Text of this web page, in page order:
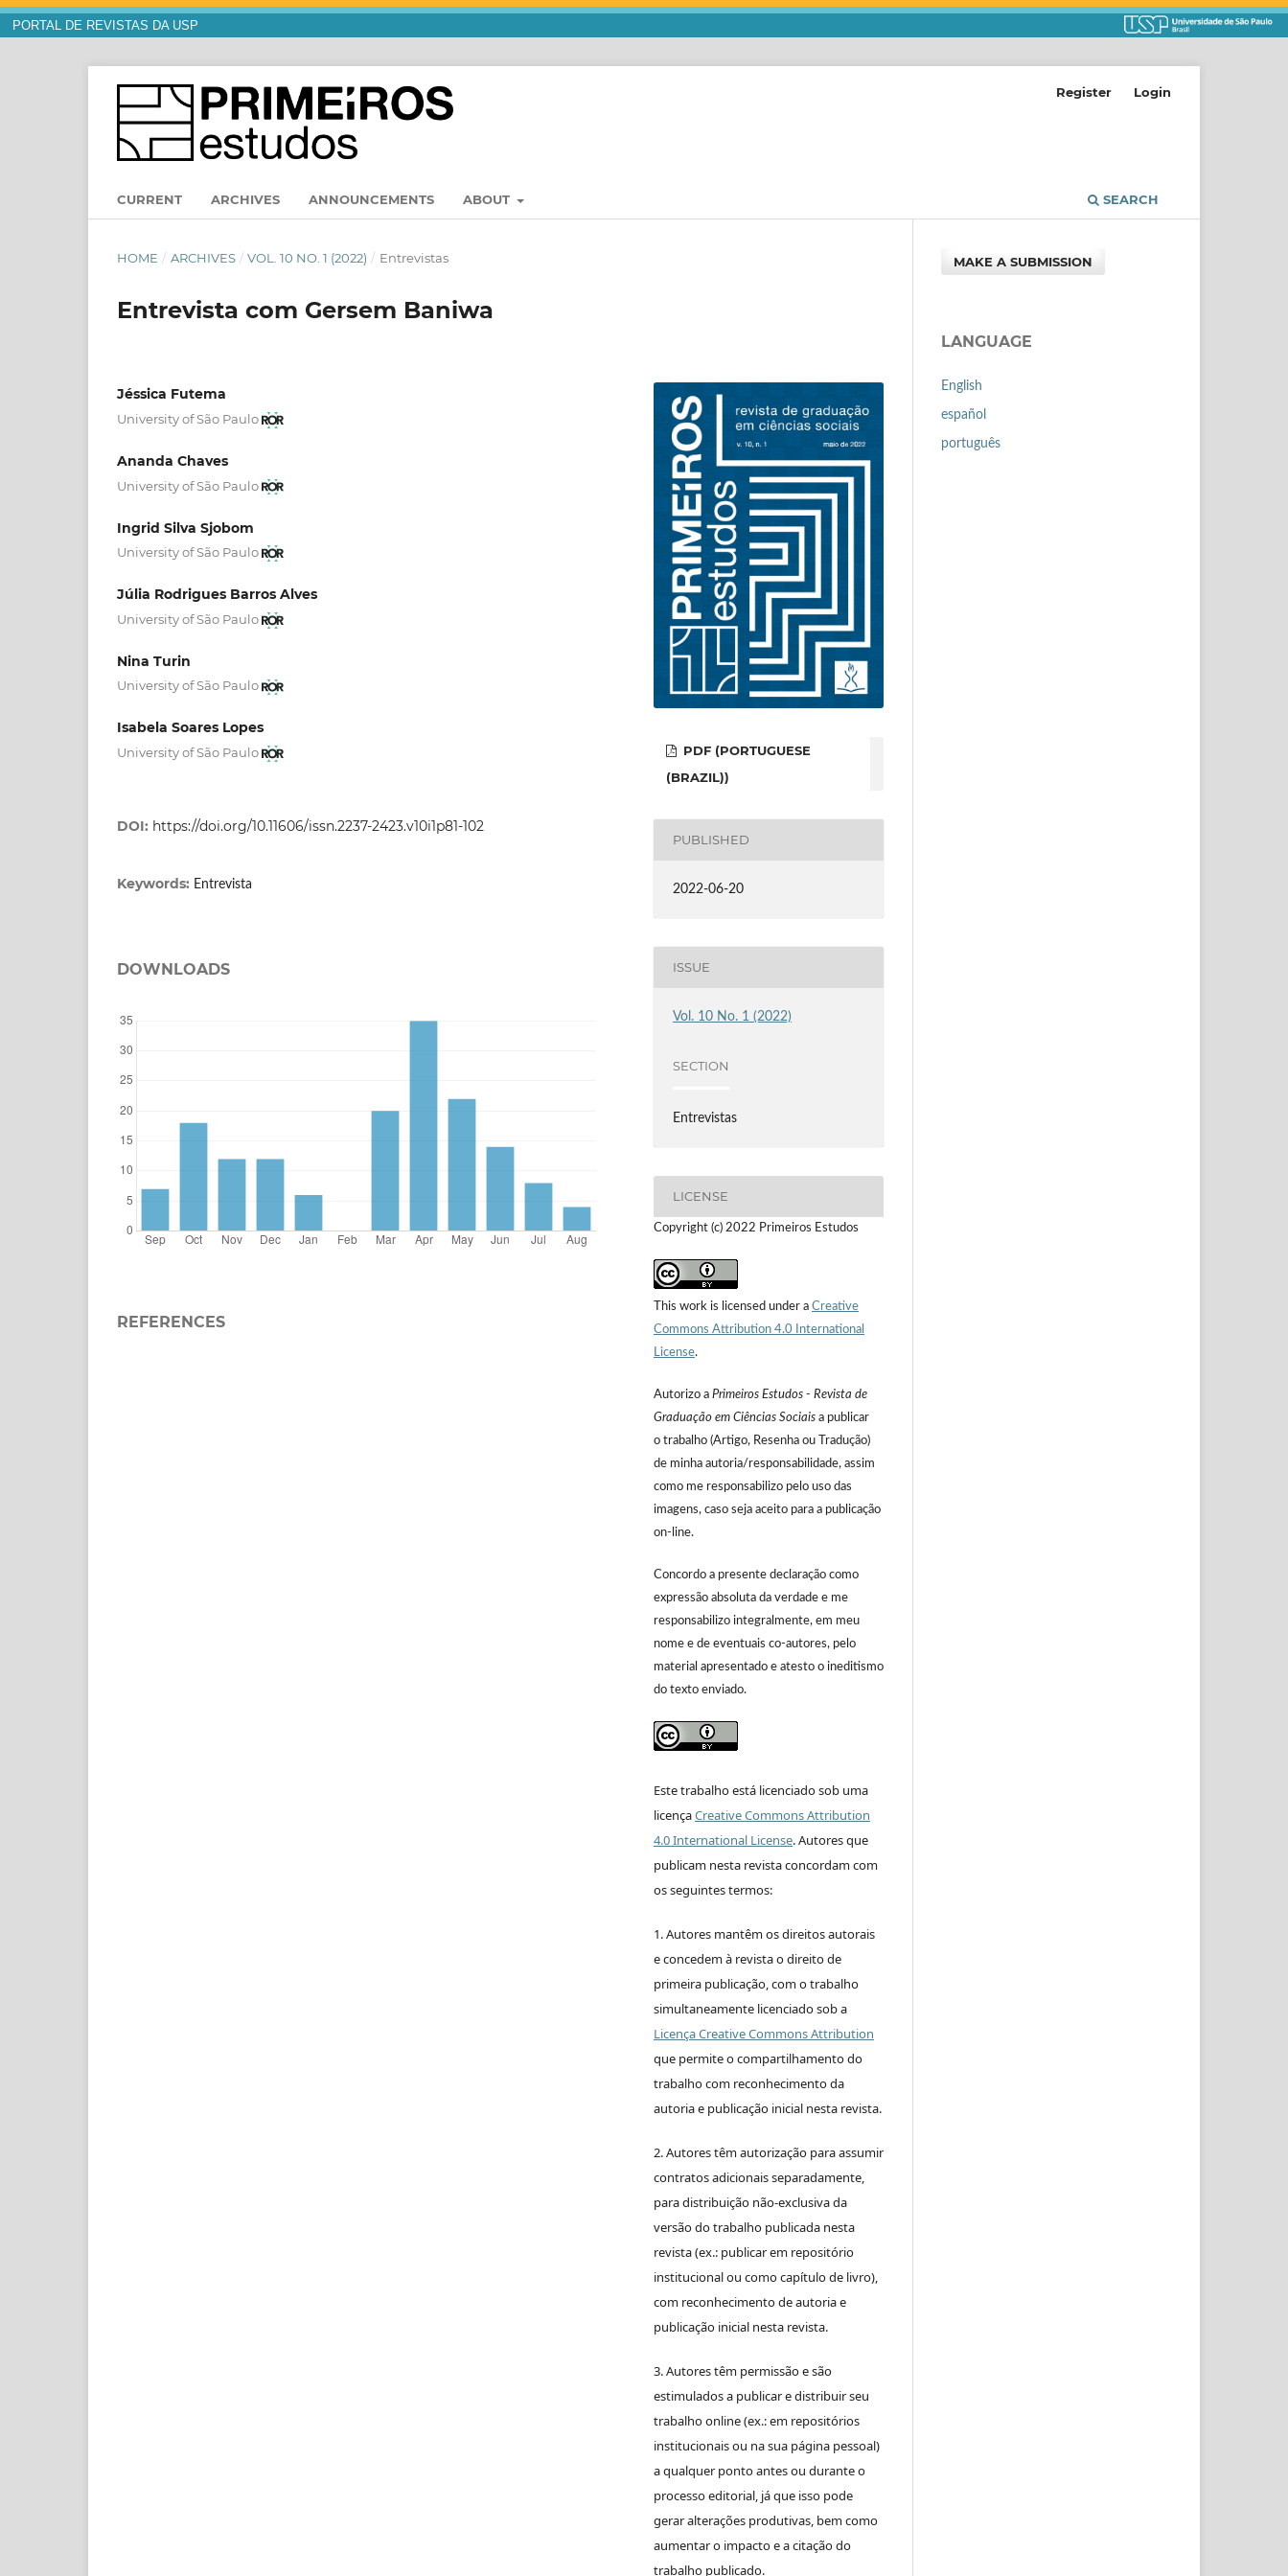
PORTAL DE REVISTAS DA USP
CURRENT ARCHIVES ANNOUNCEMENTS ABOUT SEARCH
Register Login
HOME / ARCHIVES / VOL. 10 NO. 1 (2022) / Entrevistas
Entrevista com Gersem Baniwa
Jéssica Futema
University of São Paulo
Ananda Chaves
University of São Paulo
Ingrid Silva Sjobom
University of São Paulo
Júlia Rodrigues Barros Alves
University of São Paulo
Nina Turin
University of São Paulo
Isabela Soares Lopes
University of São Paulo
DOI: https://doi.org/10.11606/issn.2237-2423.v10i1p81-102
Keywords: Entrevista
DOWNLOADS
REFERENCES
PDF (PORTUGUESE
(BRAZIL))
PUBLISHED
2022-06-20
ISSUE
Vol. 10 No. 1 (2022)
SECTION
Entrevistas
LICENSE
Copyright (c) 2022 Primeiros Estudos
This work is licensed under a Creative
Commons Attribution 4.0 International
License.
Autorizo a Primeiros Estudos - Revista de
Graduação em Ciências Sociais a publicar
o trabalho (Artigo, Resenha ou Tradução)
de minha autoria/responsabilidade, assim
como me responsabilizo pelo uso das
imagens, caso seja aceito para a publicação
on-line.
Concordo a presente declaração como
expressão absoluta da verdade e me
responsabilizo integralmente, em meu
nome e de eventuais co-autores, pelo
material apresentado e atesto o ineditismo
do texto enviado.
Este trabalho está licenciado sob uma
licençaCreative Commons Attribution
4.0 International License.Autores que
publicam nesta revista concordam com
os seguintes termos:
1. Autores mantêm os direitos autorais
e concedem à revista o direito de
primeira publicação, com o trabalho
simultaneamente licenciado sob a
Licença Creative Commons Attribution
que permite o compartilhamento do
trabalho com reconhecimento da
autoria e publicação inicial nesta revista.
2. Autores têm autorização para assumir
contratos adicionais separadamente,
para distribuição não-exclusiva da
versão do trabalho publicada nesta
revista (ex.: publicar em repositório
institucional ou como capítulo de livro),
com reconhecimento de autoria e
publicação inicial nesta revista.
3. Autores têm permissão e são
estimulados a publicar e distribuir seu
trabalho online (ex.: em repositórios
institucionais ou na sua página pessoal)
a qualquer ponto antes ou durante o
processo editorial, já que isso pode
gerar alterações produtivas, bem como
aumentar o impacto e a citação do
trabalho publicado.
MAKE A SUBMISSION
LANGUAGE
English
español
português